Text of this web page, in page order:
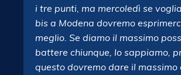
i tre punti, ma mercoledì se
bis a Modena dovremo
meglio. Se diamo il massimo
battere chiunque, lo sappiamo,
questo dovremo dare il massimo